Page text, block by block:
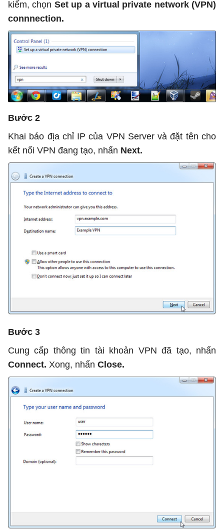
kiếm, chọn Set up a virtual private network (VPN)
connnection.
Bước 2
Khai báo địa chỉ IP của VPN Server và đặt tên cho
kết nối VPN đang tạo, nhấn Next.
Bước 3
Cung cấp thông tin tài khoản VPN đã tạo, nhấn
Connect. Xong, nhấn Close.